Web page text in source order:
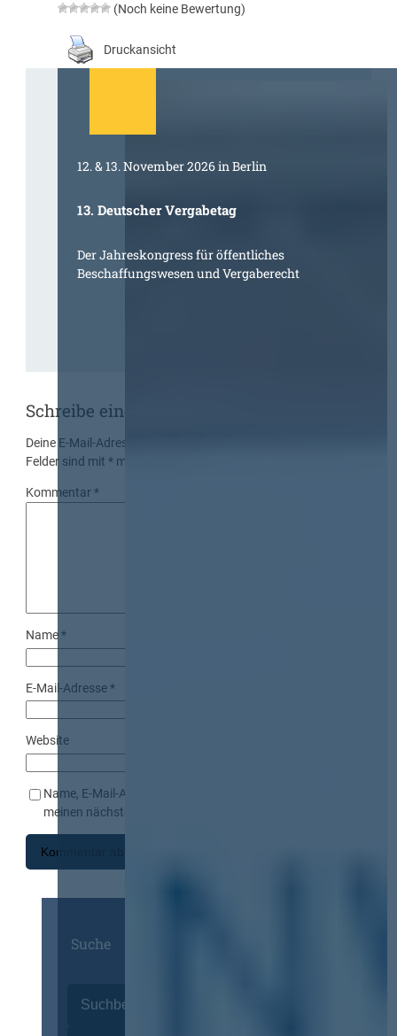
(Noch keine Bewertung)
Druckansicht
12. & 13. November 2026 in Berlin
13. Deutscher Vergabetag
Der Jahreskongress für öffentliches
Beschaffungswesen und Vergaberecht
Schreibe einen Kommentar
Deine E-Mail-Adresse wird nicht veröffentlicht.
Felder sind mit* markiert
Kommentar*
Name*
E-Mail-Adresse*
Website
Name, E-Mail-Adresse und Website in diesem Browser für
meinen nächsten Kommentar speichern.
Suche